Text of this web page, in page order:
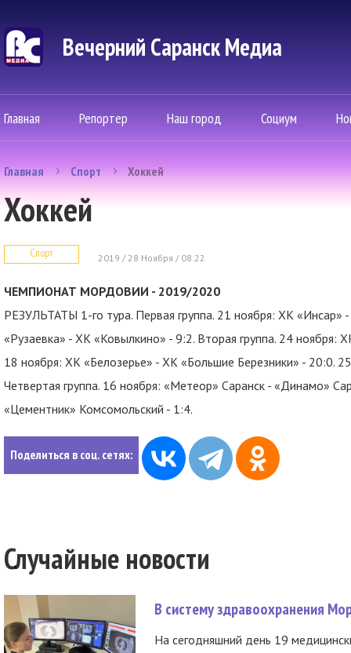
Вечерний Саранск Mедиа
Главная Репортер Наш город Социум
Главная Спорт Хоккей
Хоккей
Спорт 2019 / 28 Ноября / 08:22
ЧЕМПИОНАТ МОРДОВИИ - 2019/2020
РЕЗУЛЬТАТЫ 1-го тура. Первая группа. 21 ноября: ХК «Инсар»
«Рузаевка» - ХК «Ковылкино» - 9:2. Вторая группа. 24 ноября:
18 ноября: ХК «Белозерье» - ХК «Большие Березники» - 20:0.
Четвертая группа. 16 ноября: «Метеор» Саранск - «Динамо»
«Цементник» Комсомольский - 1:4.
Поделиться в соц. сетях:
Случайные новости
В систему здравоохранения
На сегодняшний день 19